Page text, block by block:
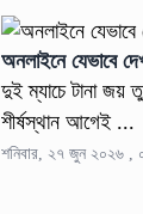
অনলাইনে যেভাবে
দুই ম্যাচে টানা জয়
শীর্ষস্থান আগেই ...
শনিবার, ২৭ জুন ২০২৬ ,